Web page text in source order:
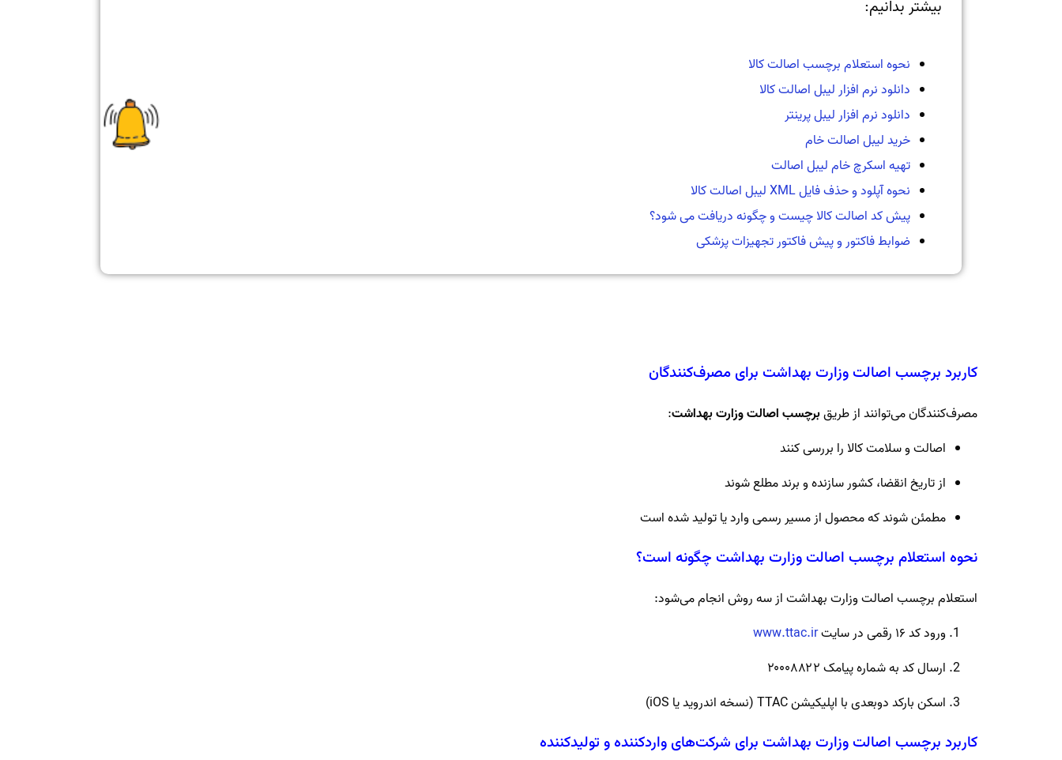
بیشتر بدانیم:
نحوه استعلام برچسب اصالت کالا
دانلود نرم افزار لیبل اصالت کالا
دانلود نرم افزار لیبل پرینتر
خرید لیبل اصالت خام
تهیه اسکرچ خام لیبل اصالت
نحوه آپلود و حذف فایل XML لیبل اصالت کالا
پیش کد اصالت کالا چیست و چگونه دریافت می شود؟
ضوابط فاکتور و پیش فاکتور تجهیزات پزشکی
کاربرد برچسب اصالت وزارت بهداشت برای مصرف‌کنندگان
مصرف‌کنندگان می‌توانند از طریقبرچسب اصالت وزارت بهداشت:
اصالت و سلامت کالا را بررسی کنند
از تاریخ انقضا، کشور سازنده و برند مطلع شوند
مطمئن شوند که محصول از مسیر رسمی وارد یا تولید شده است
نحوه استعلام برچسب اصالت وزارت بهداشت چگونه است؟
استعلام برچسب اصالت وزارت بهداشت از سه روش انجام می‌شود:
ورود کد ۱۶ رقمی در سایت
www.ttac.ir
ارسال کد به شماره پیامک ۲۰۰۰۸۸۲۲
اسکن بارکد دوبعدی با اپلیکیشن TTAC (نسخه اندروید یا iOS)
کاربرد برچسب اصالت وزارت بهداشت برای شرکت‌های واردکننده و تولیدکننده